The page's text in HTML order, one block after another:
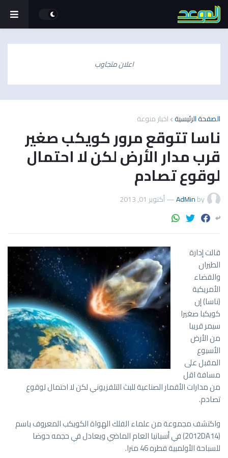
اعلان متجاوب
الصفحة الرئيسية اخبار منوعة
ناسا تتوقع مرور كويكب صغير
قرب مدار الأرض لكن لا احتمال
لوقوع تصادم
by
AdMin
—أكتوبر 01, 2013
قالت إدارة
الطيران
والفضاء
الأمريكية
(ناسا) إن
كويكبا صغيرا
سيمر قريبا
من الأرض
الأسبوع
المقبل على
مسافة اقل
من مدارات الأقمار الصناعية للبث التلفزيوني لكن لا احتمال لوقوع
تصادم.
واكتشف مجموعة من علماء الفلك الهواة الكويكب المعروف باسم
(2012DA14) في أسبانيا العام الماضي ويعادل في حجمه حوضا
للسباحة الأولمبية قطره 46 مترا.